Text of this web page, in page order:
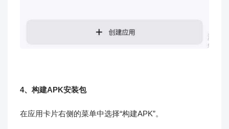
4、构建APK安装包
在应用卡片右侧的菜单中选择“构建APK”。